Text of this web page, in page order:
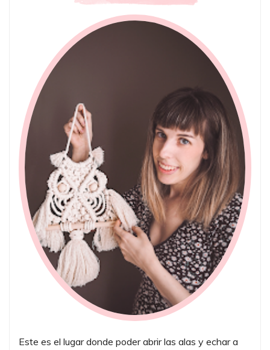
Este es el lugar donde poder abrir las alas y echar a